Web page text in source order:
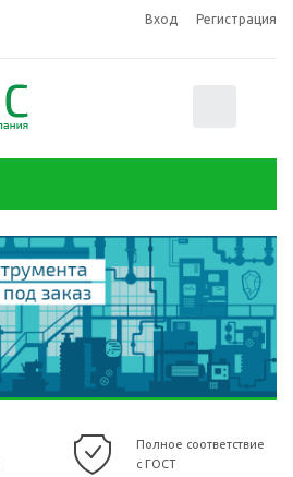
Вход Регистрация
Полное соответствие
с ГОСТ